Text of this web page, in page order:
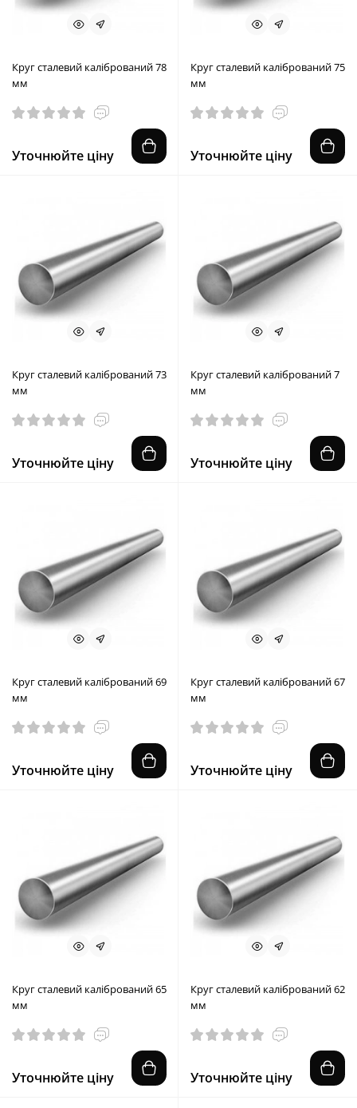
Круг сталевий калібрований 78
мм
Уточнюйте ціну
Круг сталевий калібрований 75
мм
Уточнюйте ціну
Круг сталевий калібрований 73
мм
Уточнюйте ціну
Круг сталевий калібрований 7
мм
Уточнюйте ціну
Круг сталевий калібрований 69
мм
Уточнюйте ціну
Круг сталевий калібрований 67
мм
Уточнюйте ціну
Круг сталевий калібрований 65
мм
Уточнюйте ціну
Круг сталевий калібрований 62
мм
Уточнюйте ціну